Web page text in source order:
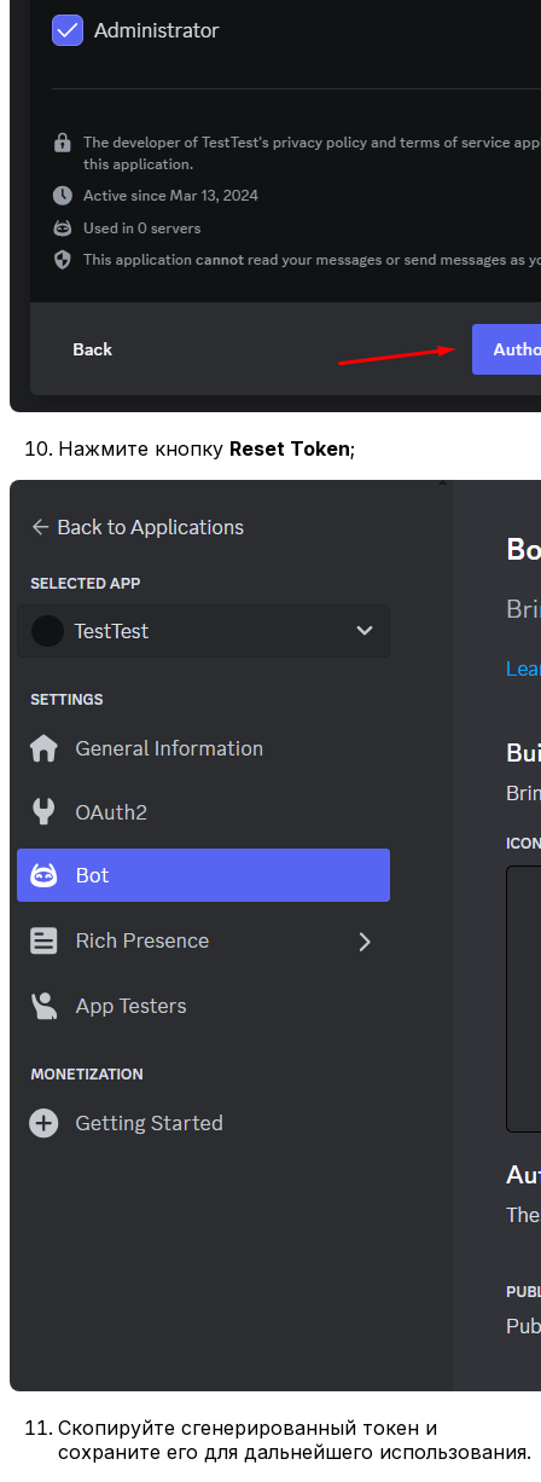
Нажмите кнопку Reset Token;
Скопируйте сгенерированный токен и
сохраните его для дальнейшего использования.